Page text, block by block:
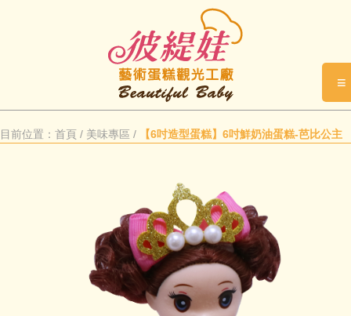
≡
目前位置： 首頁 / 美味專區 / 【6吋造型蛋糕】6吋鮮奶油蛋糕-芭比公主